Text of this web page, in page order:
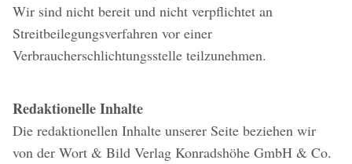
Wir sind nicht bereit und nicht verpflichtet an
Streitbeilegungsverfahren vor einer
Verbraucherschlichtungsstelle teilzunehmen.
Redaktionelle Inhalte
Die redaktionellen Inhalte unserer Seite beziehen wir
von der Wort & Bild Verlag Konradshöhe GmbH & Co.